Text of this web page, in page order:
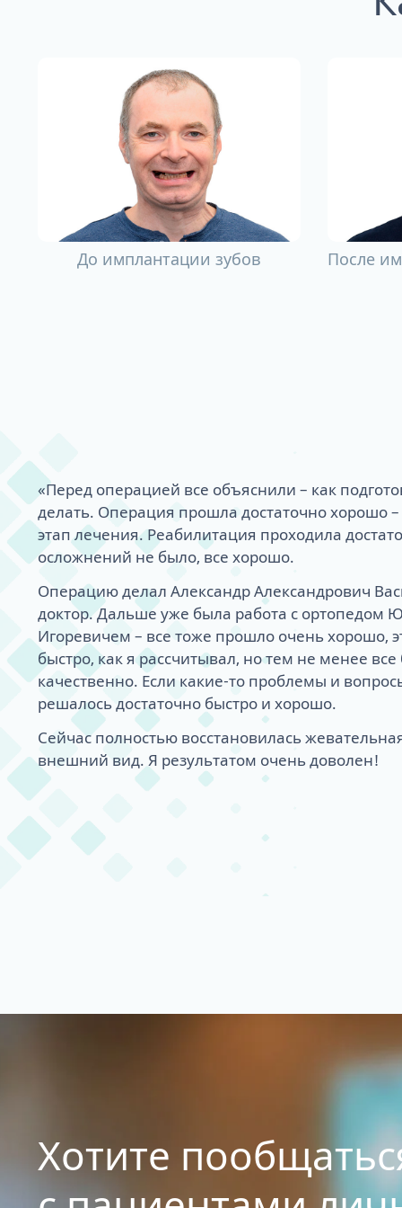
До имплантации зубов После
«Перед операцией все объяснили – как
делать. Операция прошла достаточно хорошо
этап лечения. Реабилитация проходила
осложнений не было, все хорошо.
Операцию делал Александр Александрович
доктор. Дальше уже была работа с ортопедом
Игоревичем – все тоже прошло очень хорошо,
быстро, как я рассчитывал, но тем не менее
качественно. Если какие-то проблемы и
решалось достаточно быстро и хорошо.
Сейчас полностью восстановилась
внешний вид. Я результатом очень доволен!
Хотите